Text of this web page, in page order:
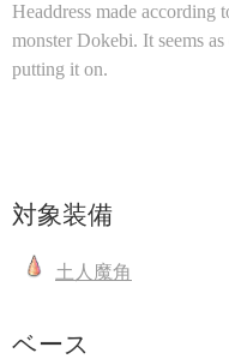
Headdress made according
monster Dokebi. It seems
putting it on.
対象装備
土人魔角
ベース